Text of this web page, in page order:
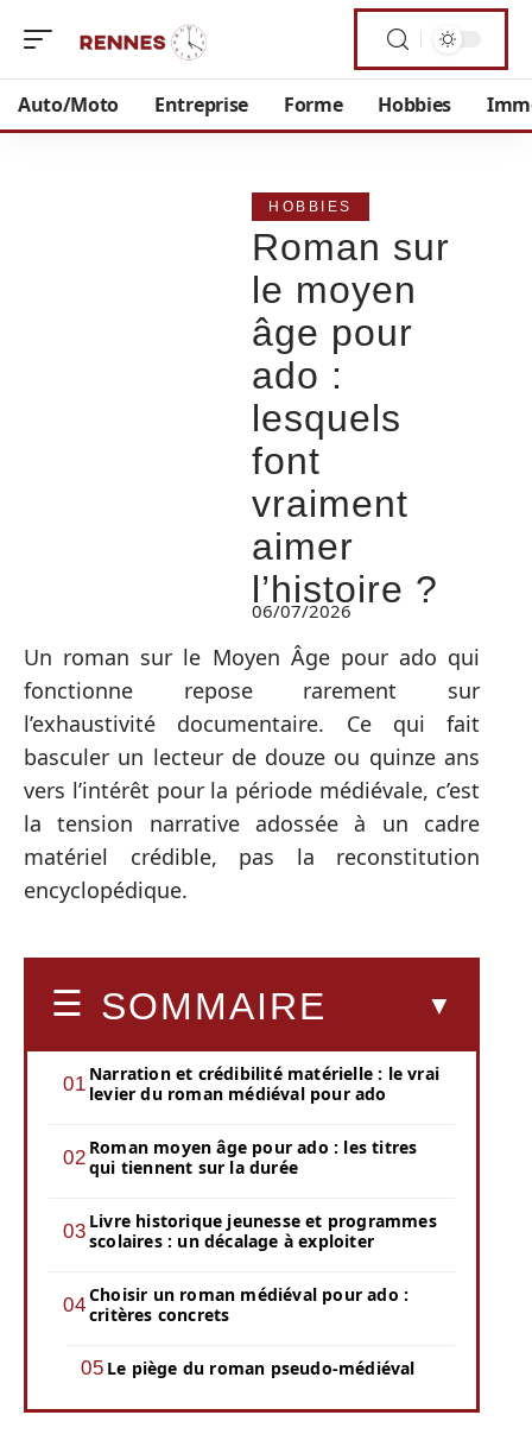
Auto/Moto Entreprise Forme Hobbies
HOBBIES
Roman sur
le moyen
âge pour
ado :
lesquels
font
vraiment
aimer
l’histoire ?
06/07/2026
Un roman sur le Moyen Âge pour ado qui
fonctionne repose rarement sur
l’exhaustivité documentaire. Ce qui fait
basculer un lecteur de douze ou quinze ans
vers l’intérêt pour la période médiévale, c’est
la tension narrative adossée à un cadre
matériel crédible, pas la reconstitution
encyclopédique.
SOMMAIRE
Narration et crédibilité matérielle : le vrai
levier du roman médiéval pour ado
Roman moyen âge pour ado : les titres
qui tiennent sur la durée
Livre historique jeunesse et programmes
scolaires : un décalage à exploiter
Choisir un roman médiéval pour ado :
critères concrets
Le piège du roman pseudo-médiéval